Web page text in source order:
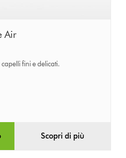
Air
fini e delicati.
Scopri di più